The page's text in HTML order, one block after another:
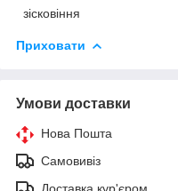
зісковіння
Приховати
Умови доставки
Нова Пошта
Самовивіз
Доставка кур'єром